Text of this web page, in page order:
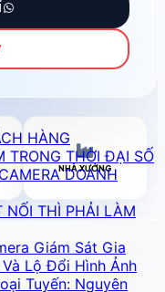
HÀNG
TRONG THỜI ĐẠI SỐ
DOANH
NỐI THÌ PHẢI LÀM
Giám Sát Gia
Lộ Đổi Hình Ảnh
Tuyến: Nguyên
NHÀ XƯỞNG